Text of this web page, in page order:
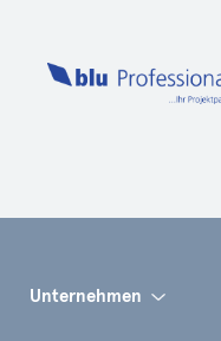
Unternehmen